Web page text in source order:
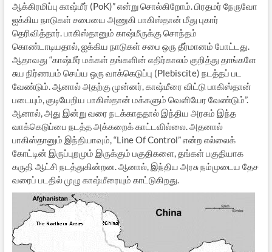
ஆக்கிரமிப்பு காஷ்மீர் (PoK)” என்று சொல்கிறோம். பிரதமர் நேருவோ
ஐக்கிய நாடுகள் சபையை அணுகி பாகிஸ்தான் மீது புகார்
தெரிவித்தார். பாகிஸ்தானும் காஷ்மீருக்கு சொந்தம்
கொண்டாடியதால், ஐக்கிய நாடுகள் சபை ஒரு தீர்மானம் போட்டது.
ஆதாவது “காஷ்மீர் மக்கள் தங்களின் எதிர்காலம் குறித்து தாங்களே
சுய நிர்ணயம் செய்ய ஒரு வாக்கெடுப்பு (Plebiscite) நடத்தப் பட
வேண்டும். ஆனால் அதற்கு முன்னர், காஷ்மீரை விட்டு பாகிஸ்தான்
படையும், குடியேறிய பாகிஸ்தான் மக்களும் வெளியேர வேண்டும்”.
ஆனால், அது இன்று வரை நடக்காததால் இந்திய அரசும் இந்த
வாக்கெடுப்பை நடத்த அக்கறைக் காட்டவில்லை. அதனால்
பாகிஸ்தானும் இந்தியாவும், “Line Of Control” என்ற எல்லைக்
கோட்டின் இருப்புறமும் இருக்கும் பகுதிகளை, தங்கள் பகுதியாக
கருதி ஆட்சி நடத்துகின்றன. ஆனால், இந்திய அரசு நம்முடைய தேச
வரைப் படதில் முழு காஷ்மீரையும் காட்டுகிறது.